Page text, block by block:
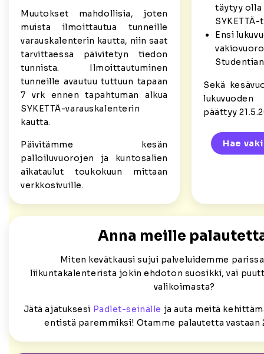
Muutokset mahdollisia, joten
muista ilmoittautua tunneille
varauskalenterin kautta, niin saat
tarvittaessa päivitetyn tiedon
tunnista. Ilmoittautuminen
tunneille avautuu tuttuun tapaan
7 vrk ennen tapahtuman alkua
SYKETTÄ-varauskalenterin
kautta.
Päivitämme kesän
palloiluvuorojen ja kuntosalien
aikataulut toukokuun mittaan
verkkosivuille.
täytyy olla
Ensi
Sekä
päättyy
Hae
Anna meille
Miten kevätkausi sujui palveluidemme
liikuntakalenterista jokin ehdoton suosikki, vai
valikoimasta?
Jätä ajatuksesi Padlet-seinälle ja auta meitä
entistä paremmiksi! Otamme palautetta vastaan